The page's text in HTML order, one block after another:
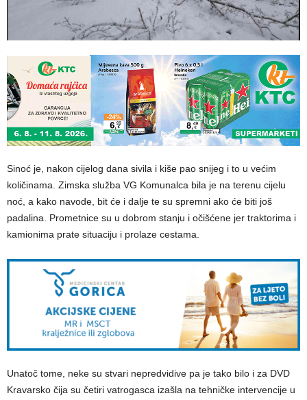
Sinoć je, nakon cijelog dana sivila i kiše pao snijeg i to u većim
količinama. Zimska služba VG Komunalca bila je na terenu cijelu
noć, a kako navode, bit će i dalje te su spremni ako će biti još
padalina. Prometnice su u dobrom stanju i očišćene jer traktorima i
kamionima prate situaciju i prolaze cestama.
Unatoč tome, neke su stvari nepredvidive pa je tako bilo i za DVD
Kravarsko čija su četiri vatrogasca izašla na tehničke intervencije u